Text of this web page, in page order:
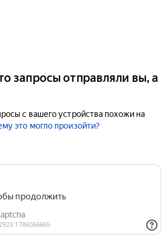
запросы отправляли вы, а
с вашего устройства похожи на
это могло произойти?